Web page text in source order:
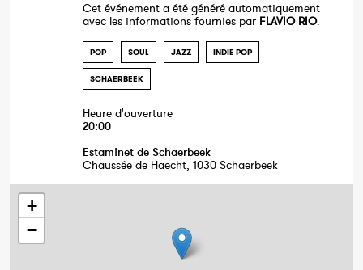
Cet événement a été généré automatiquement
avec les informations fournies par FLAVIO RIO.
POP SOUL JAZZ INDIE POP
SCHAERBEEK
Heure d'ouverture
20:00
Estaminet de Schaerbeek
Chaussée de Haecht, 1030 Schaerbeek
+
−